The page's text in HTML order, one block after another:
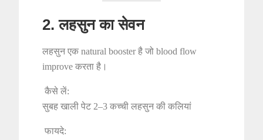
2. लहसुन का सेवन
लहसुन एक natural booster है जो blood flow
improve करता है।
कैसे लें:
सुबह खाली पेट 2–3 कच्ची लहसुन की कलियां
फायदे: